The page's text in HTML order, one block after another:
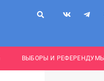
ВЫБОРЫ И РЕФЕРЕНДУМЫ